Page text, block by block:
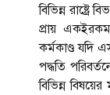
বিভিন্ন
প্রায়
কর্মকাণ্ড যদি
পদ্ধতি
বিভিন্ন